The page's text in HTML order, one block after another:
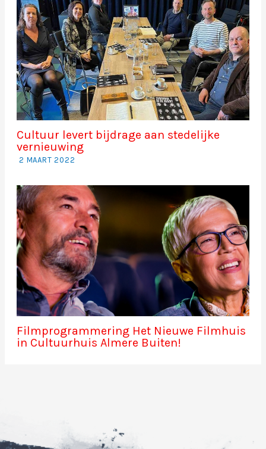
Cultuur levert bijdrage aan stedelijke
vernieuwing
2 MAART 2022
Filmprogrammering Het Nieuwe Filmhuis
in Cultuurhuis Almere Buiten!